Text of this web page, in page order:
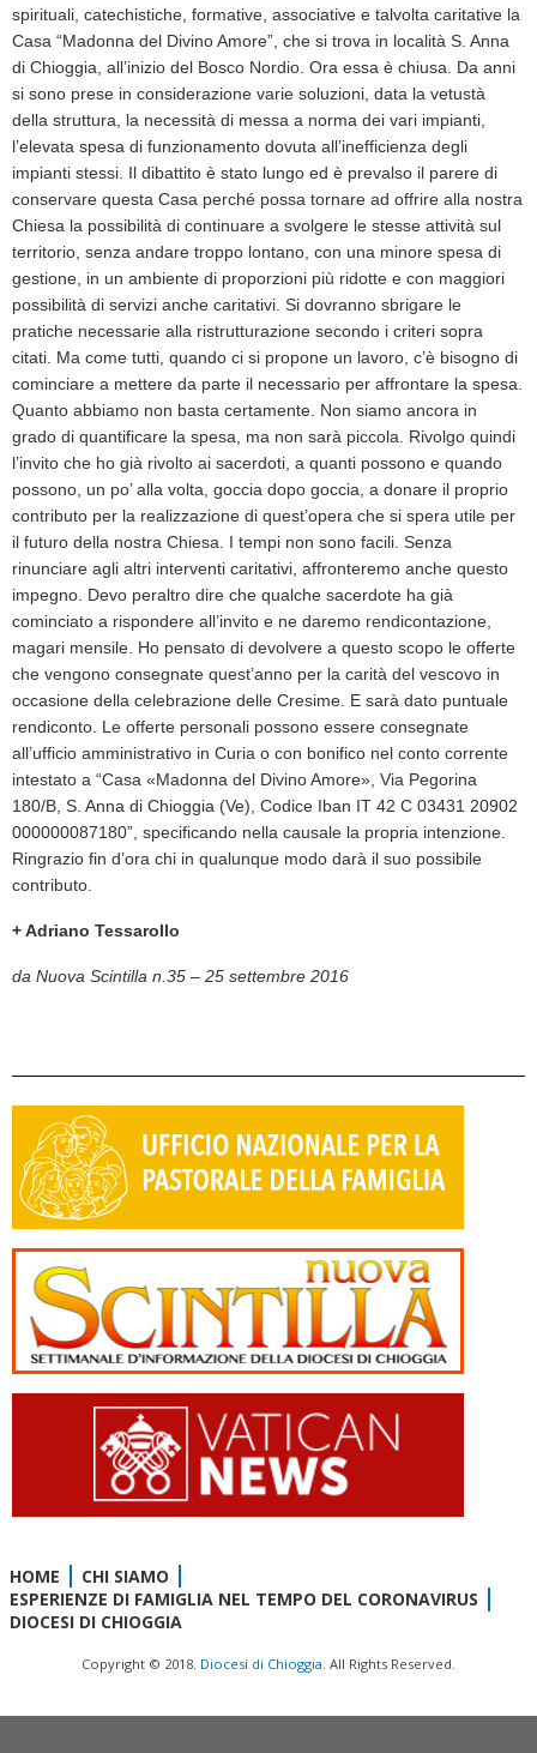
spirituali, catechistiche, formative, associative e talvolta caritative la
Casa “Madonna del Divino Amore”, che si trova in località S. Anna
di Chioggia, all’inizio del Bosco Nordio. Ora essa è chiusa. Da anni
si sono prese in considerazione varie soluzioni, data la vetustà
della struttura, la necessità di messa a norma dei vari impianti,
l’elevata spesa di funzionamento dovuta all’inefficienza degli
impianti stessi. Il dibattito è stato lungo ed è prevalso il parere di
conservare questa Casa perché possa tornare ad offrire alla nostra
Chiesa la possibilità di continuare a svolgere le stesse attività sul
territorio, senza andare troppo lontano, con una minore spesa di
gestione, in un ambiente di proporzioni più ridotte e con maggiori
possibilità di servizi anche caritativi. Si dovranno sbrigare le
pratiche necessarie alla ristrutturazione secondo i criteri sopra
citati. Ma come tutti, quando ci si propone un lavoro, c’è bisogno di
cominciare a mettere da parte il necessario per affrontare la spesa.
Quanto abbiamo non basta certamente. Non siamo ancora in
grado di quantificare la spesa, ma non sarà piccola. Rivolgo quindi
l’invito che ho già rivolto ai sacerdoti, a quanti possono e quando
possono, un po’ alla volta, goccia dopo goccia, a donare il proprio
contributo per la realizzazione di quest’opera che si spera utile per
il futuro della nostra Chiesa. I tempi non sono facili. Senza
rinunciare agli altri interventi caritativi, affronteremo anche questo
impegno. Devo peraltro dire che qualche sacerdote ha già
cominciato a rispondere all’invito e ne daremo rendicontazione,
magari mensile. Ho pensato di devolvere a questo scopo le offerte
che vengono consegnate quest’anno per la carità del vescovo in
occasione della celebrazione delle Cresime. E sarà dato puntuale
rendiconto. Le offerte personali possono essere consegnate
all’ufficio amministrativo in Curia o con bonifico nel conto corrente
intestato a “Casa «Madonna del Divino Amore», Via Pegorina
180/B, S. Anna di Chioggia (Ve), Codice Iban IT 42 C 03431 20902
000000087180”, specificando nella causale la propria intenzione.
Ringrazio fin d’ora chi in qualunque modo darà il suo possibile
contributo.
+ Adriano Tessarollo
da Nuova Scintilla n.35 – 25 settembre 2016
HOME
CHI SIAMO
ESPERIENZE DI FAMIGLIA NEL TEMPO DEL CORONAVIRUS
DIOCESI DI CHIOGGIA
Copyright © 2018. Diocesi di Chioggia. All Rights Reserved.